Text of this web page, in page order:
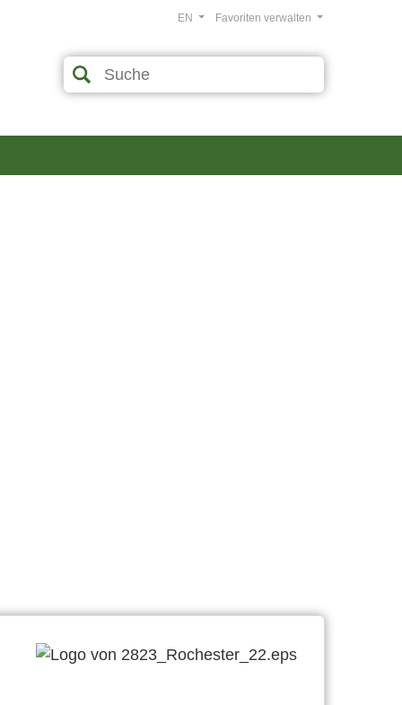
Favoriten verwalten
EN